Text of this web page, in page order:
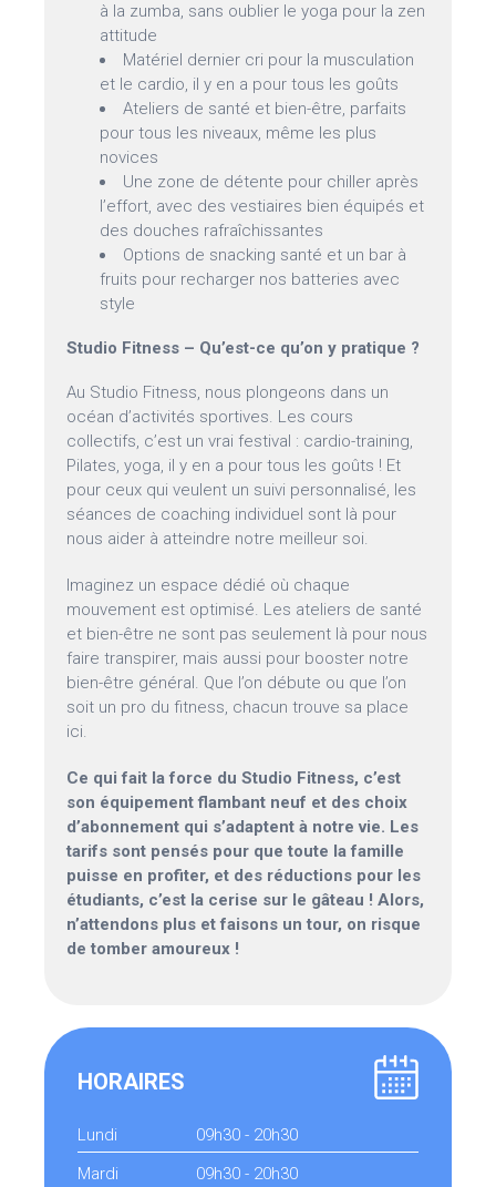
à la zumba, sans oublier le yoga pour la zen
attitude
Matériel dernier cri pour la musculation
et le cardio, il y en a pour tous les goûts
Ateliers de santé et bien-être, parfaits
pour tous les niveaux, même les plus
novices
Une zone de détente pour chiller après
l’effort, avec des vestiaires bien équipés et
des douches rafraîchissantes
Options de snacking santé et un bar à
fruits pour recharger nos batteries avec
style
Studio Fitness – Qu’est-ce qu’on y pratique ?
Au Studio Fitness, nous plongeons dans un
océan d’activités sportives. Les cours
collectifs, c’est un vrai festival : cardio-training,
Pilates, yoga, il y en a pour tous les goûts ! Et
pour ceux qui veulent un suivi personnalisé, les
séances de coaching individuel sont là pour
nous aider à atteindre notre meilleur soi.
Imaginez un espace dédié où chaque
mouvement est optimisé. Les ateliers de santé
et bien-être ne sont pas seulement là pour nous
faire transpirer, mais aussi pour booster notre
bien-être général. Que l’on débute ou que l’on
soit un pro du fitness, chacun trouve sa place
ici.
Ce qui fait la force du Studio Fitness, c’est
son équipement flambant neuf et des choix
d’abonnement qui s’adaptent à notre vie. Les
tarifs sont pensés pour que toute la famille
puisse en profiter, et des réductions pour les
étudiants, c’est la cerise sur le gâteau ! Alors,
n’attendons plus et faisons un tour, on risque
de tomber amoureux !
HORAIRES
Lundi
09h30 - 20h30
Mardi
09h30 - 20h30